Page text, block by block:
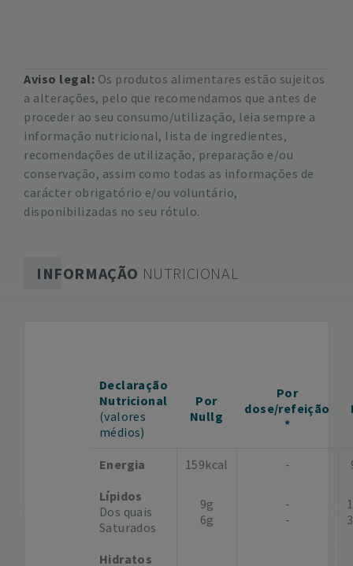
Aviso legal: Os produtos alimentares estão sujeitos
a alterações, pelo que recomendamos que antes de
proceder ao seu consumo/utilização, leia sempre a
informação nutricional, lista de ingredientes,
recomendações de utilização, preparação e/ou
conservação, assim como todas as informações de
carácter obrigatório e/ou voluntário,
disponibilizadas no seu rótulo.
INFORMAÇÃO NUTRICIONAL
Declaração
Nutricional
(valores
médios)
Por
Nullg
Por
dose/refeição
*
Energia 159kcal -
Lípidos
Dos quais
Saturados
9g
6g
-
-
Hidratos